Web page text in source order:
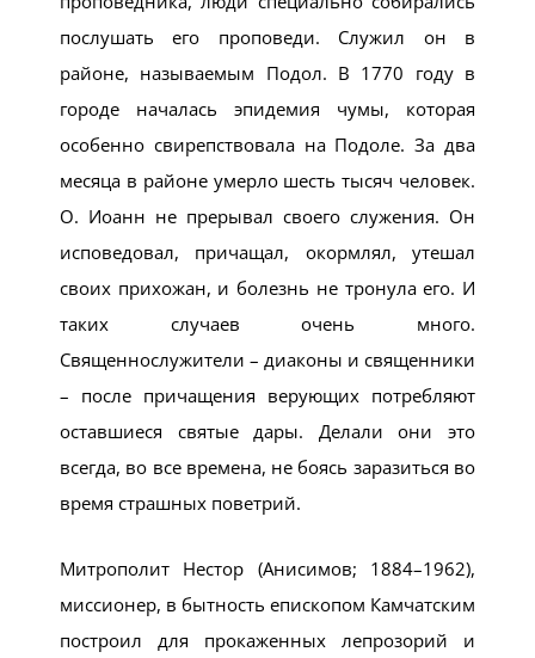
послушать его проповеди. Служил он в
районе, называемым Подол. В 1770 году в
городе началась эпидемия чумы, которая
особенно свирепствовала на Подоле. За два
месяца в районе умерло шесть тысяч человек.
О. Иоанн не прерывал своего служения. Он
исповедовал, причащал, окормлял, утешал
своих прихожан, и болезнь не тронула его. И
таких случаев очень много.
Священнослужители – диаконы и священники
– после причащения верующих потребляют
оставшиеся святые дары. Делали они это
всегда, во все времена, не боясь заразиться во
время страшных поветрий.
Митрополит Нестор (Анисимов; 1884–1962),
миссионер, в бытность епископом Камчатским
построил для прокаженных лепрозорий и